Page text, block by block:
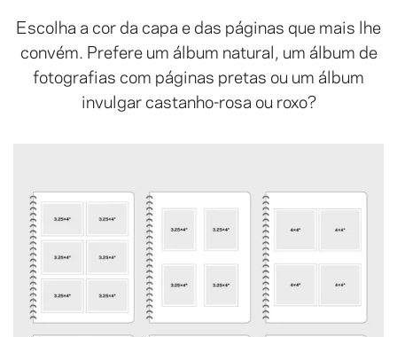
Escolha a cor da capa e das páginas que mais lhe
convém. Prefere um álbum natural, um álbum de
fotografias com páginas pretas ou um álbum
invulgar castanho-rosa ou roxo?